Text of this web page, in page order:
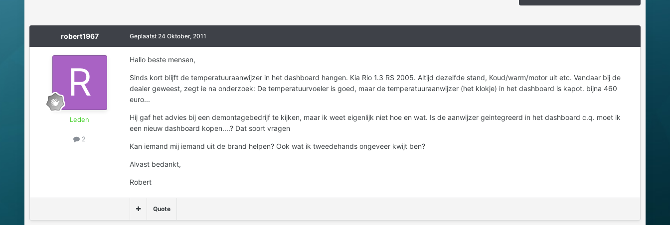
robert1967
Leden
2
Geplaatst 24 Oktober, 2011
Hallo beste mensen,
Sinds kort blijft de temperatuuraanwijzer in het dashboard hangen. Kia Rio 1.3 RS 2005. Altijd dezelfde stand, Koud/warm/motor uit etc. Vandaar bij de
dealer geweest, zegt ie na onderzoek: De temperatuurvoeler is goed, maar de temperatuuraanwijzer (het klokje) in het dashboard is kapot. bijna 460
euro...
Hij gaf het advies bij een demontagebedrijf te kijken, maar ik weet eigenlijk niet hoe en wat. Is de aanwijzer geintegreerd in het dashboard c.q. moet ik
een nieuw dashboard kopen....? Dat soort vragen
Kan iemand mij iemand uit de brand helpen? Ook wat ik tweedehands ongeveer kwijt ben?
Alvast bedankt,
Robert
Quote